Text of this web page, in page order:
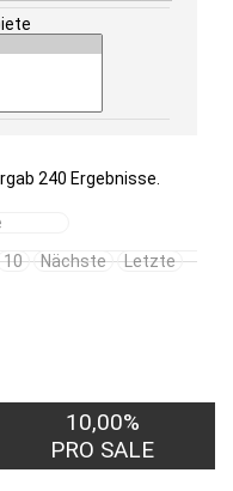
240 Ergebnisse.
10 Nächste Letzte
10,00%
PRO SALE